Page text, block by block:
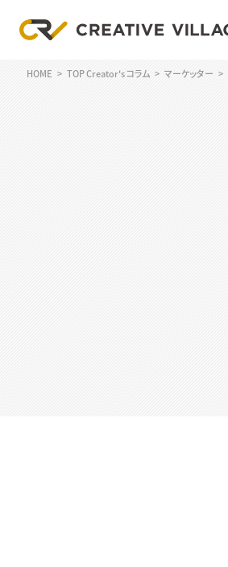
HOME TOP Creator's コラム マーケッター